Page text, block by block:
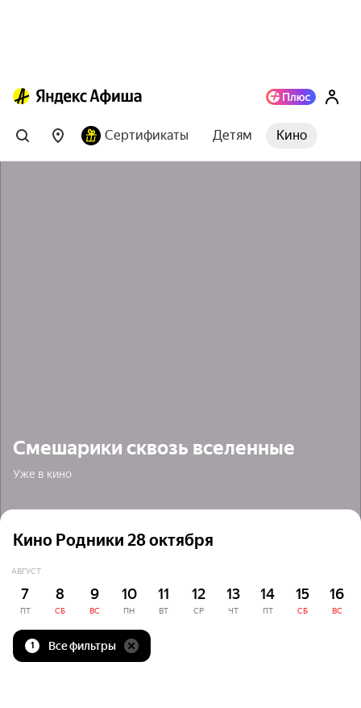
Сертификаты Детям Кино
Смешарики сквозь вселенные
Уже в кино
Кино Родники 28 октября
АВГУСТ
7
ПТ
8
СБ
9
ВС
10
ПН
11
ВТ
12
СР
13
ЧТ
14
ПТ
15
СБ
16
ВС
1 Все фильтры